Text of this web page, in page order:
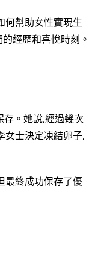
何幫助女性實現生
經歷和喜悅時刻。
。她說,經過幾次
女士決定凍結卵子,
最終成功保存了優